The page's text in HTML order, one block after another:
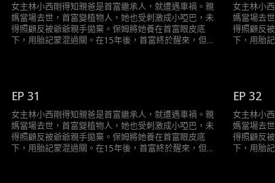
女主林小西剛得知親爸是首富繼承人，就遭遇車禍。親
媽當場去世，首富變植物人，她也受刺激成小啞巴，未
得照顧反被爺爺親手拋棄。保姆將她養在首富眼皮底
下，用胎記蒙混過關。在15年後，首富終於醒來，但是
女主林小
媽當場去
得照顧反
下，用胎
EP 31
女主林小西剛得知親爸是首富繼承人，就遭遇車禍。親
媽當場去世，首富變植物人，她也受刺激成小啞巴，未
得照顧反被爺爺親手拋棄。保姆將她養在首富眼皮底
下，用胎記蒙混過關。在15年後，首富終於醒來，但是
EP 32
女主林小
媽當場去
得照顧反
下，用胎